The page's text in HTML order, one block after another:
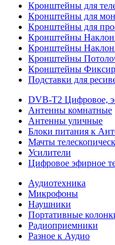
Кронштейны для
Кронштейны для
Кронштейны для
Кронштейны
Кронштейны
Кронштейны
Кронштейны
Подставки для
DVB-T2 Цифровое,
Антенны комнатные
Антенны уличные
Блоки питания к
Мачты
Усилители
Цифровое эфирное
Аудиотехника
Микрофоны
Наушники
Портативные
Радиоприемники
Разное к Аудио